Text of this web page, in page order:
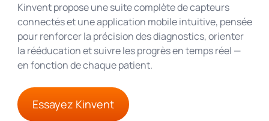
Kinvent propose une suite complète de capteurs
connectés et une application mobile intuitive, pensée
pour renforcer la précision des diagnostics, orienter
la rééducation et suivre les progrès en temps réel —
en fonction de chaque patient.
Essayez Kinvent